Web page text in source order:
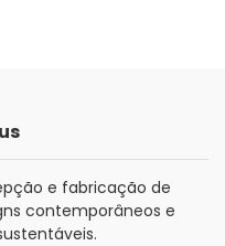
e fabricação de
contemporâneos e